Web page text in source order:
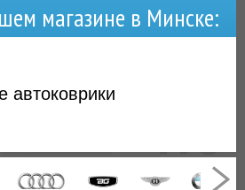
магазине в Минске:
автоковрики